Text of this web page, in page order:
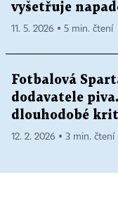
vyšetřuje
11. 5. 2026 ▪ 5 min. čtení
Fotbalová
dodavatele
dlouhodobé
12. 2. 2026 ▪ 3 min. čtení